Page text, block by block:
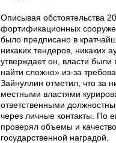
Описывая обстоятельства
фортификационных
было предписано в
никаких тендеров, никаких
утверждает он, власти были
найти сложно» из-за
Зайнуллин отметил, что за
местными властями
ответственными
через личные контакты. По
проверял объемы и
государственной наградой.